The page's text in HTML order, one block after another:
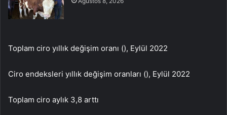
Toplam ciro yıllık değişim oranı (), Eylül 2022
Ciro endeksleri yıllık değişim oranları (), Eylül 2022
Toplam ciro aylık 3,8 arttı